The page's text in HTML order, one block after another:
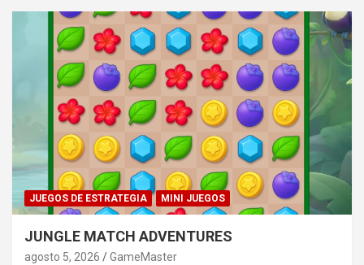
JUEGOS DE ESTRATEGIA MINI JUEGOS
JUNGLE MATCH ADVENTURES
agosto 5, 2026 GameMaster